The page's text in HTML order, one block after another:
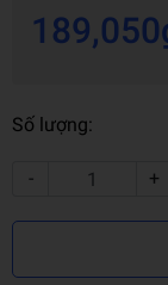
Số lượng:
- +